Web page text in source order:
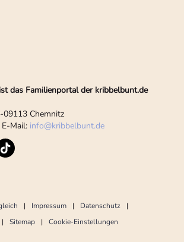
das Familienportal der kribbelbunt.de
09113 Chemnitz
Mail: info@kribbelbunt.de
Impressum
Datenschutz
Sitemap Cookie-Einstellungen